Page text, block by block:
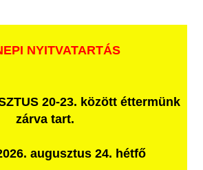
NYITVATARTÁS
20-23. között éttermünk
zárva tart.
augusztus 24. hétfő